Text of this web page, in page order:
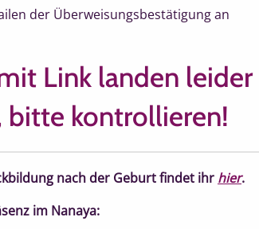
der Überweisungsbestätigung an
Link landen leider
bitte kontrollieren!
nach der Geburt findet ihr hier.
im Nanaya: